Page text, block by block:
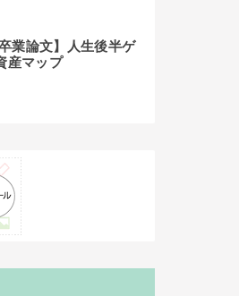
卒業論文】人生後半ゲ
産マップ